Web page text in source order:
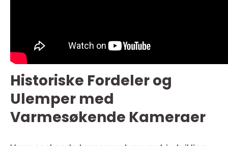
Historiske Fordeler og
Ulemper med
Varmesøkende Kameraer